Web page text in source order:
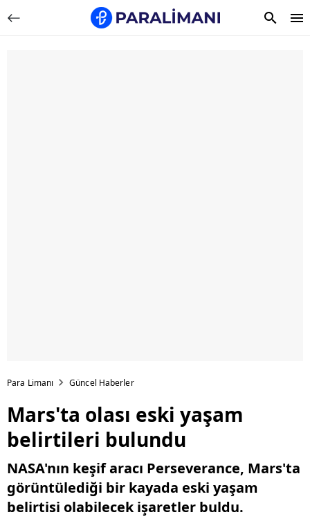
Para Limanı Güncel Haberler
Mars'ta olası eski yaşam
belirtileri bulundu
NASA'nın keşif aracı Perseverance, Mars'ta
görüntülediği bir kayada eski yaşam
belirtisi olabilecek işaretler buldu.